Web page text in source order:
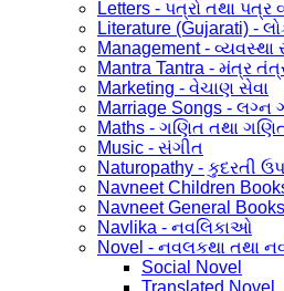
Letters - પત્રો તથા પત્ર
Literature (Gujarati) -
Management -
Mantra Tantra - મંત્ર
Marketing - વેચાણ સેવા
Marriage Songs - લગ્ન
Maths - ગણિત તથા
Music - સંગીત
Naturopathy - કુદરતી
Navneet Children
Navneet General Books
Navlika - નવલિકાઓ
Novel - નવલકથા તથા
Social Novel
Translated Novel